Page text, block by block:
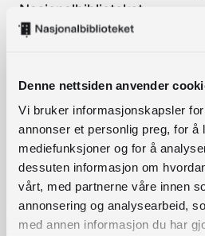
Denne nettsiden anvender
Vi bruker informasjonskapsler
annonser et personlig preg, for å
mediefunksjoner og for å
dessuten informasjon om
vårt, med partnerne våre innen
annonsering og analysearbeid,
med annen informasjon du har
Nasjonalbiblioteket.
– Den nye versjonen av
tiden som er gått siden da
å justere tjenesten slik at
mulig optimalt. Nå når vi får
tenke på hvordan tjenesten
det står i den nye
Nasjonalbiblioteket